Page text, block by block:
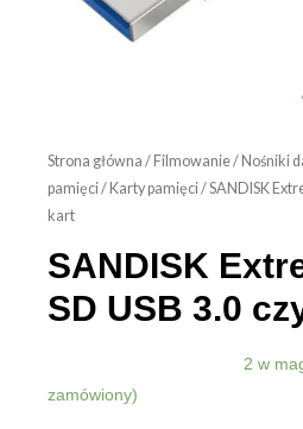
Strona główna / Filmowanie/ Nośniki
pamięci/ Karty pamięci/ SANDISK
kart
SANDISK
SD USB 3.0
2 w
zamówiony)